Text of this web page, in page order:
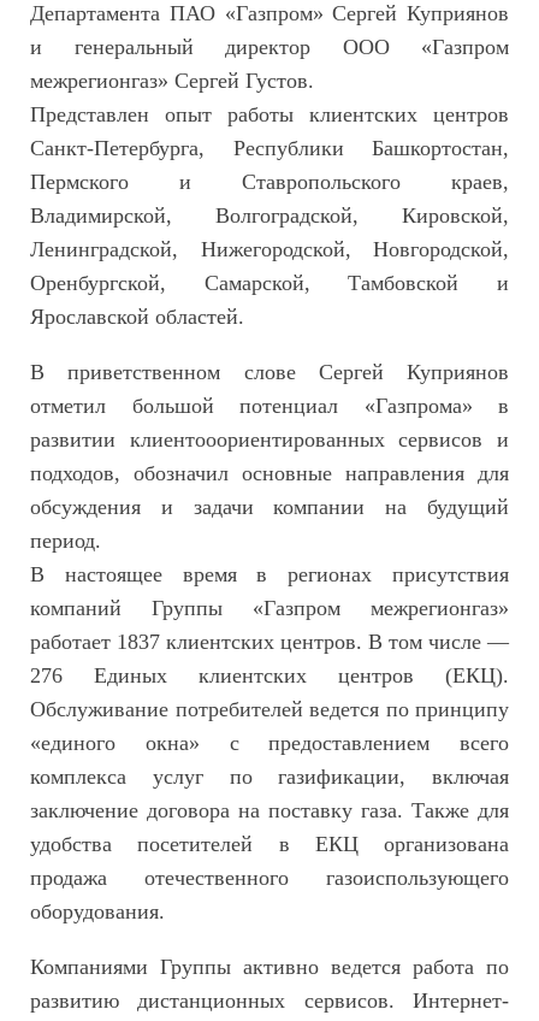
Департамента ПАО «Газпром» Сергей Куприянов
и генеральный директор ООО «Газпром
межрегионгаз» Сергей Густов.
Представлен опыт работы клиентских центров
Санкт-Петербурга, Республики Башкортостан,
Пермского и Ставропольского краев,
Владимирской, Волгоградской, Кировской,
Ленинградской, Нижегородской, Новгородской,
Оренбургской, Самарской, Тамбовской и
Ярославской областей.
В приветственном слове Сергей Куприянов
отметил большой потенциал «Газпрома» в
развитии клиентооориентированных сервисов и
подходов, обозначил основные направления для
обсуждения и задачи компании на будущий
период.
В настоящее время в регионах присутствия
компаний Группы «Газпром межрегионгаз»
работает 1837 клиентских центров. В том числе —
276 Единых клиентских центров (ЕКЦ).
Обслуживание потребителей ведется по принципу
«единого окна» с предоставлением всего
комплекса услуг по газификации, включая
заключение договора на поставку газа. Также для
удобства посетителей в ЕКЦ организована
продажа отечественного газоиспользующего
оборудования.
Компаниями Группы активно ведется работа по
развитию дистанционных сервисов. Интернет-